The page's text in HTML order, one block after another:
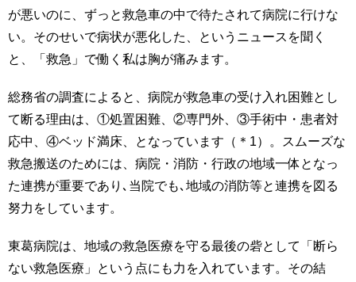
が悪いのに、ずっと救急車の中で待たされて病院に行けな
い。そのせいで病状が悪化した、というニュースを聞く
と、「救急」で働く私は胸が痛みます。
総務省の調査によると、病院が救急車の受け入れ困難とし
て断る理由は、①処置困難、②専門外、③手術中・患者対
応中、④ベッド満床、となっています（＊1）。スムーズな
救急搬送のためには、病院・消防・行政の地域一体となっ
た連携が重要であり､当院でも､地域の消防等と連携を図る
努力をしています。
東葛病院は、地域の救急医療を守る最後の砦として「断ら
ない救急医療」という点にも力を入れています。その結